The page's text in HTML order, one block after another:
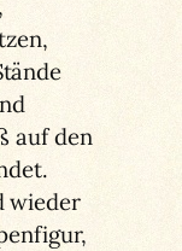
auf den
wieder